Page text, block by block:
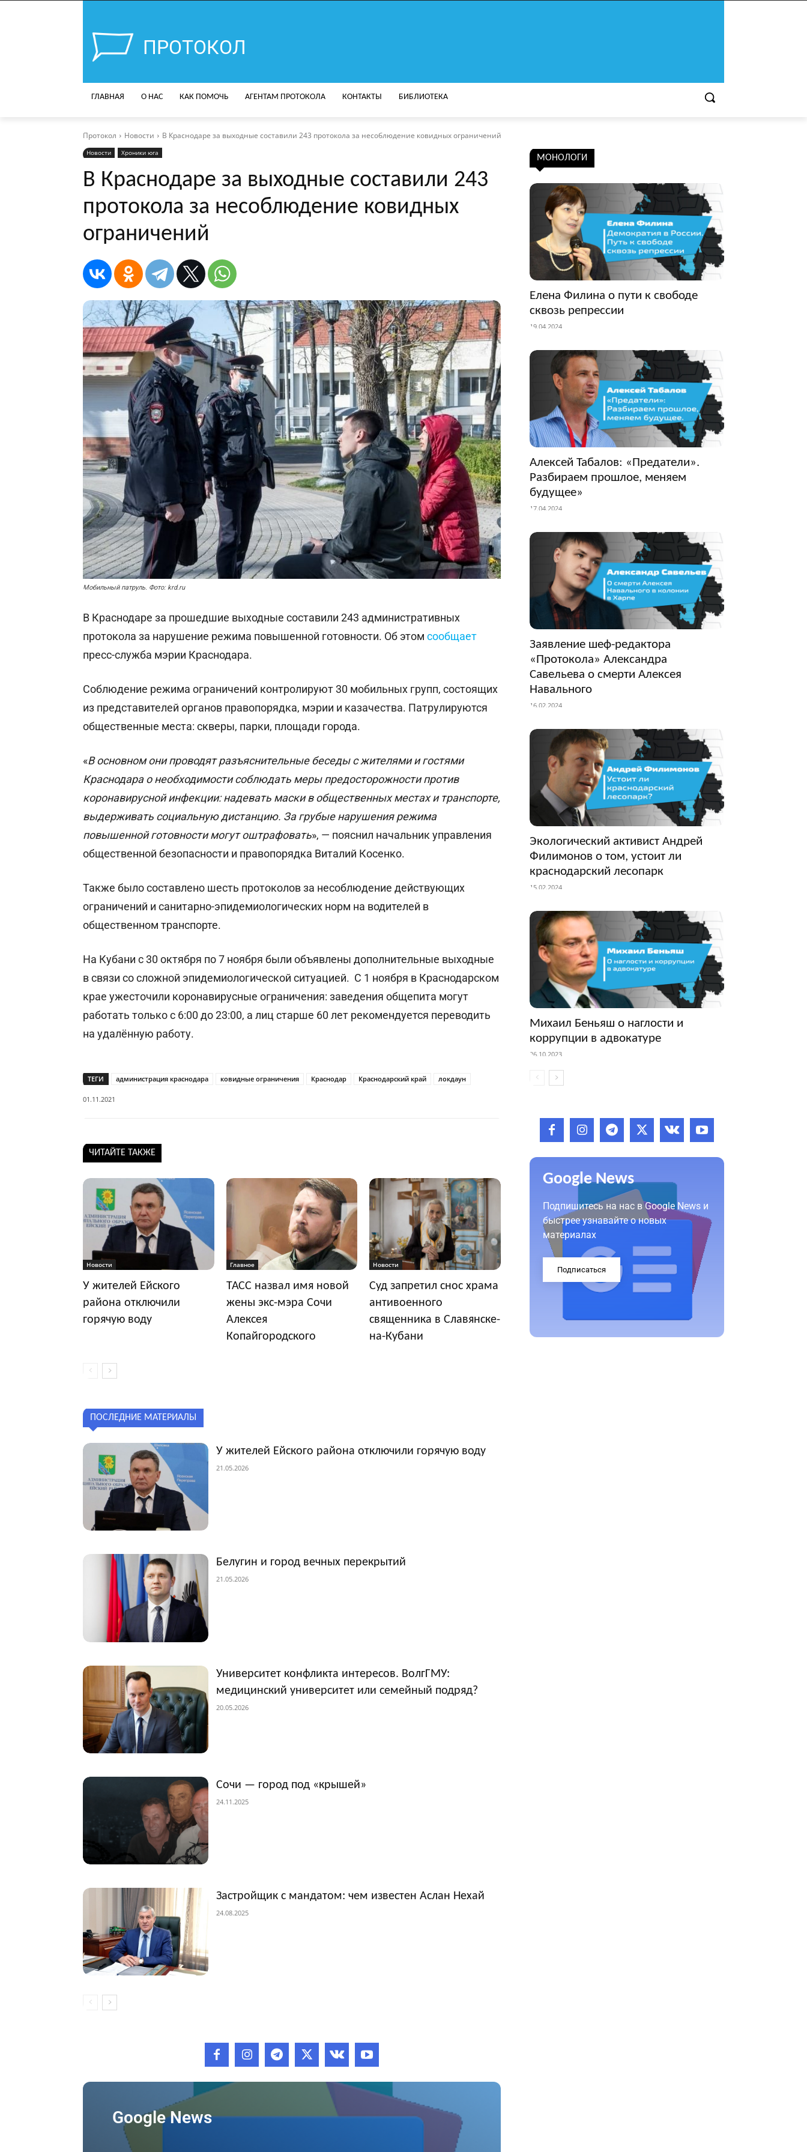
ПРОТОКОЛ
ГЛАВНАЯ О НАС КАК ПОМОЧЬ АГЕНТАМ ПРОТОКОЛА КОНТАКТЫ БИБЛИОТЕКА
Протокол Новости В Краснодаре за выходные составили 243 протокола за несоблюдение ковидных ограничений
Новости Хроники юга
В Краснодаре за выходные составили 243
протокола за несоблюдение ковидных
ограничений
Мобильный патруль. Фото: krd.ru
В Краснодаре за прошедшие выходные составили 243 административных
протокола за нарушение режима повышенной готовности. Об этом сообщает
пресс-служба мэрии Краснодара.
Соблюдение режима ограничений контролируют 30 мобильных групп, состоящих
из представителей органов правопорядка, мэрии и казачества. Патрулируются
общественные места: скверы, парки, площади города.
«В основном они проводят разъяснительные беседы с жителями и гостями
Краснодара о необходимости соблюдать меры предосторожности против
коронавирусной инфекции: надевать маски в общественных местах и транспорте,
выдерживать социальную дистанцию. За грубые нарушения режима
повышенной готовности могут оштрафовать», — пояснил начальник управления
общественной безопасности и правопорядка Виталий Косенко.
Также было составлено шесть протоколов за несоблюдение действующих
ограничений и санитарно-эпидемиологических норм на водителей в
общественном транспорте.
На Кубани с 30 октября по 7 ноября были объявлены дополнительные выходные
в связи со сложной эпидемиологической ситуацией. С 1 ноября в Краснодарском
крае ужесточили коронавирусные ограничения: заведения общепита могут
работать только с 6:00 до 23:00, а лиц старше 60 лет рекомендуется переводить
на удалённую работу.
ТЕГИ администрация краснодара ковидные ограничения Краснодар Краснодарский край локдаун
01.11.2021
ЧИТАЙТЕ ТАКЖЕ
Новости
У жителей Ейского
района отключили
горячую воду
Главное
ТАСС назвал имя новой
жены экс-мэра Сочи
Алексея
Копайгородского
Новости
Суд запретил снос храма
антивоенного
священника в Славянске-
на-Кубани
ПОСЛЕДНИЕ МАТЕРИАЛЫ
У жителей Ейского района отключили горячую воду
21.05.2026
Белугин и город вечных перекрытий
21.05.2026
Университет конфликта интересов. ВолгГМУ:
медицинский университет или семейный подряд?
20.05.2026
Сочи — город под «крышей»
24.11.2025
Застройщик с мандатом: чем известен Аслан Нехай
24.08.2025
Google News
МОНОЛОГИ
Елена Филина о пути к свободе
сквозь репрессии
19.04.2024
Алексей Табалов: «Предатели».
Разбираем прошлое, меняем
будущее»
17.04.2024
Заявление шеф-редактора
«Протокола» Александра
Савельева о смерти Алексея
Навального
16.02.2024
Экологический активист Андрей
Филимонов о том, устоит ли
краснодарский лесопарк
15.02.2024
Михаил Беньяш о наглости и
коррупции в адвокатуре
26.10.2023
Google News
Подпишитесь на нас в Google News и
быстрее узнавайте о новых
материалах
Подписаться